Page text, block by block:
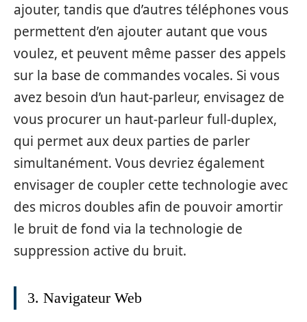
ajouter, tandis que d’autres téléphones vous
permettent d’en ajouter autant que vous
voulez, et peuvent même passer des appels
sur la base de commandes vocales. Si vous
avez besoin d’un haut-parleur, envisagez de
vous procurer un haut-parleur full-duplex,
qui permet aux deux parties de parler
simultanément. Vous devriez également
envisager de coupler cette technologie avec
des micros doubles afin de pouvoir amortir
le bruit de fond via la technologie de
suppression active du bruit.
3. Navigateur Web